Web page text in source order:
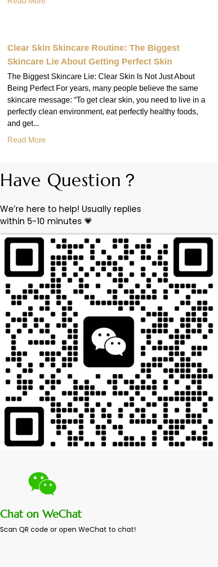
Clear Skin Skincare Routine: The Biggest
Skincare Lie About Getting Perfect Skin
The Biggest Skincare Lie: Clear Skin Is Not Just About
Being Perfect For years, many people believe the same
skincare message: “To get clear skin, you need to live in a
perfectly clean environment, eat perfectly healthy foods,
and get...
Read More
Have Question？
We’re here to help! Usually replies
within 5-10 minutes 💗
Chat on WeChat
Scan QR code or open WeChat to chat!